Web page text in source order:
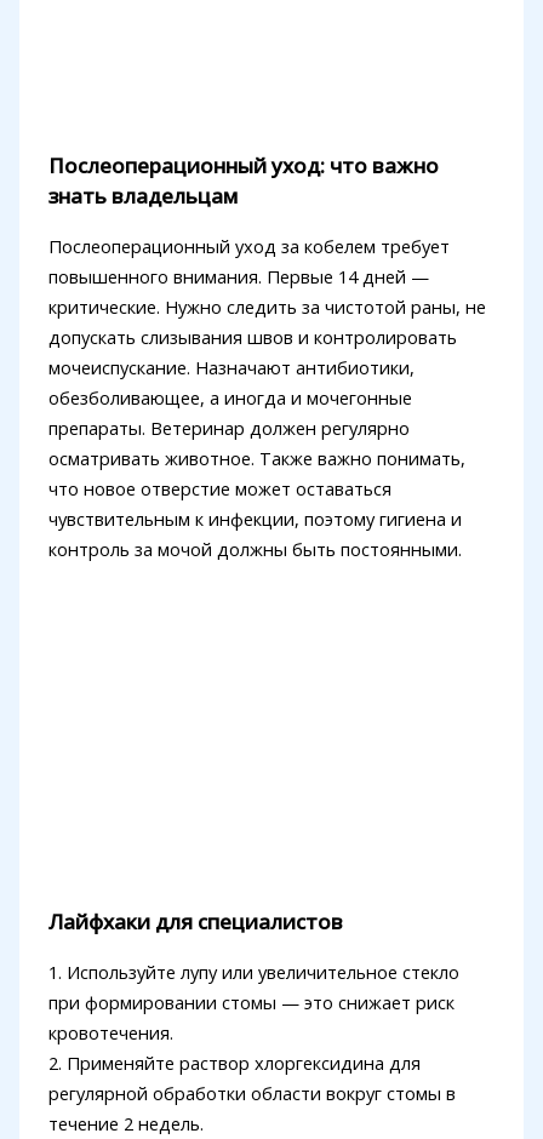
Послеоперационный уход: что важно
знать владельцам
Послеоперационный уход за кобелем требует
повышенного внимания. Первые 14 дней —
критические. Нужно следить за чистотой раны, не
допускать слизывания швов и контролировать
мочеиспускание. Назначают антибиотики,
обезболивающее, а иногда и мочегонные
препараты. Ветеринар должен регулярно
осматривать животное. Также важно понимать,
что новое отверстие может оставаться
чувствительным к инфекции, поэтому гигиена и
контроль за мочой должны быть постоянными.
Лайфхаки для специалистов
1. Используйте лупу или увеличительное стекло
при формировании стомы — это снижает риск
кровотечения.
2. Применяйте раствор хлоргексидина для
регулярной обработки области вокруг стомы в
течение 2 недель.